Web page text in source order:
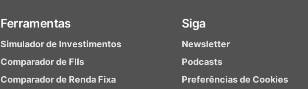
Ferramentas
Simulador de Investimentos
Comparador de FIIs
Comparador de Renda Fixa
Siga
Newsletter
Podcasts
Preferências de Cookies